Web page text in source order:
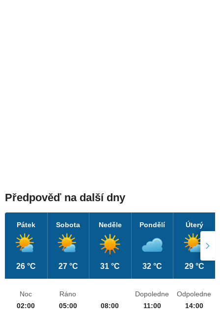
Předpověď na další dny
Pátek
26 °C
Sobota
27 °C
Neděle
31 °C
Pondělí
32 °C
Úterý
29 °C
Noc
02:00
Ráno
05:00
08:00
Dopoledne
11:00
Odpoledne
14:00